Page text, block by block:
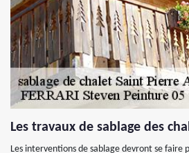
Les travaux de sablage des
Les interventions de sablage devront se faire